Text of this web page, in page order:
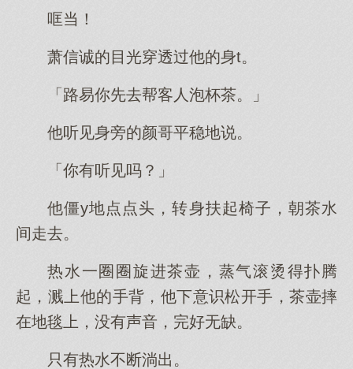
哐当！
萧信诚的目光穿透过他的身t。
「路易你先去帮客人泡杯茶。」
他听见身旁的颜哥平稳地说。
「你有听见吗？」
他僵y地点点头，转身扶起椅子，朝茶水
间走去。
热水一圈圈旋进茶壶，蒸气滚烫得扑腾
起，溅上他的手背，他下意识松开手，茶壶摔
在地毯上，没有声音，完好无缺。
只有热水不断淌出。